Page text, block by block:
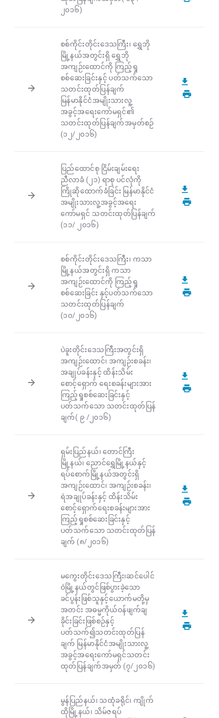
၂၀၁၆)
စစ်ကိုင်းတိုင်းဒေသကြီး၊ ရွှေဘို
မြို့နယ်အတွင်းရှိ ရွှေဘို
အကျဉ်းထောင်ကို ကြည့်ရှု
စစ်ဆေးခြင်းနှင့် ပတ်သက်သော
သတင်းထုတ်ပြန်ချက်
မြန်မာနိုင်ငံအမျိုးသားလူ့
အခွင့်အရေးကော်မရှင်၏
သတင်းထုတ်ပြန်ချက်အမှတ်စဉ်
(၁၂/၂၀၁၆)
ပြည်ထောင်စု ငြိမ်းချမ်းရေး
ညီလာခံ (၂၁) ရာစု ပင်လုံကို
ကြိုဆိုထောက်ခံခြင်း မြန်မာနိုင်ငံ
အမျိုးသားလူ့အခွင့်အရေး
ကော်မရှင် သတင်းထုတ်ပြန်ချက်
(၁၁/ ၂၀၁၆)
စစ်ကိုင်းတိုင်းဒေသကြီး၊ ကသာ
မြို့နယ်အတွင်းရှိ ကသာ
အကျဉ်းထောင်ကို ကြည့်ရှု
စစ်ဆေးခြင်း နှင့်ပတ်သက်သော
သတင်းထုတ်ပြန်ချက်
(၁၀/၂၀၁၆)
ပဲခူးတိုင်းဒေသကြီးအတွင်းရှိ
အကျဉ်းထောင်၊ အကျဉ်းစခန်း၊
အချုပ်ခန်းနှင့် ထိန်းသိမ်း
စောင့်ရှောက် ရေးစခန်းများအား
ကြည့်ရှုစစ်ဆေးခြင်းနှင့်
ပတ်သက်သော သတင်းထုတ်ပြန်
ချက်( ၉ /၂၀၁၆)
ရှမ်းပြည်နယ်၊ တောင်ကြီး
မြို့နယ်၊ ညောင်ရွှေမြို့နယ်နှင့်
ရပ်စောက်မြို့နယ်အတွင်းရှိ
အကျဉ်းထောင်၊ အကျဉ်းစခန်း၊
ရဲအချုပ်ခန်းနှင့် ထိန်းသိမ်း
စောင့်ရှောက်ရေးစခန်းများအား
ကြည့်ရှုစစ်ဆေးခြင်းနှင့်
ပတ်သက်သော သတင်းထုတ်ပြန်
ချက် (၈/၂၀၁၆)
မကွေးတိုင်းဒေသကြီး၊ဆင်ပေါင်
ဝဲမြို့နယ်တွင်ဖြစ်ပွားခဲ့သော
ခင်ပွန်းဖြစ်သူနှင့်ယောက်မတို့မှ
အတင်း အဓမ္မကိုယ်ဝန်ဖျက်ချ
ခိုင်းခြင်းဖြစ်စဉ်နှင့်
ပတ်သက်၍သတင်းထုတ်ပြန်
ချက် မြန်မာနိုင်ငံအမျိုးသားလူ့
အခွင့်အရေးကော်မရှင်သတင်း
ထုတ်ပြန်ချက်အမှတ် (၇/၂၀၁၆)
မွန်ပြည်နယ်၊ သထုံခရိုင်၊ ကျိုက်
ထိုမြို့နယ်၊ သိမ်ဇရပ်